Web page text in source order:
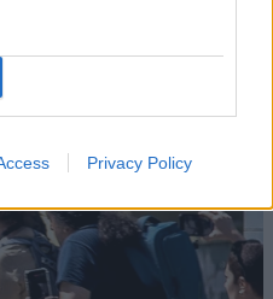
Privacy Policy